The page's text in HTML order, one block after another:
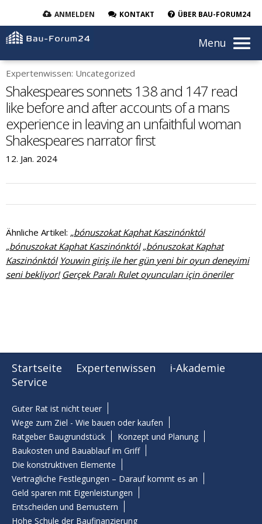
ANMELDEN KONTAKT ÜBER BAU-FORUM24
Menu
Expertenwissen: Uncategorized
Shakespeares sonnets 138 and 147 read
like before and after accounts of a mans
experience in leaving an unfaithful woman
Shakespeares narrator first
12. Jan. 2024
Ähnliche Artikel: „bónuszokat Kaphat Kaszinónktól
„bónuszokat Kaphat Kaszinónktól „bónuszokat Kaphat
Kaszinónktól Youwin giriş ile her gün yeni bir oyun deneyimi
seni bekliyor! Gerçek Paralı Rulet oyuncuları için öneriler
Startseite Expertenwissen
i-Akademie
Service
Guter Rat ist nicht teuer
Wege zum Ziel - Wie bauen oder kaufen
Ratgeber Baugrundstück
Konzept und Planung
Baukosten und Bauablauf im Griff
Die konstruktiven Elemente
Vertragliche Festlegungen – Darauf kommt es an
Geld sparen mit Eigenleistungen
Entscheiden und Bemustern
Hohe Schule der Baufinanzierung